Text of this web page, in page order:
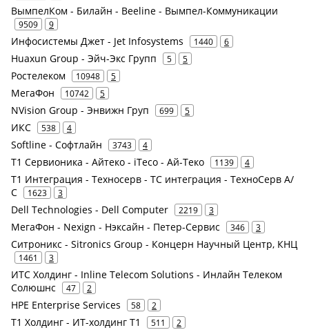
ВымпелКом - Билайн - Beeline - Вымпел-Коммуникации
9509 9
Инфосистемы Джет - Jet Infosystems 1440 6
Huaxun Group - Эйч-Экс Групп 5 5
Ростелеком 10948 5
МегаФон 10742 5
NVision Group - Энвижн Груп 699 5
ИКС 538 4
Softline - Софтлайн 3743 4
Т1 Сервионика - Айтеко - iTeco - Ай-Теко 1139 4
Т1 Интеграция - Техносерв - ТС интеграция - ТехноСерв А/
С
1623 3
Dell Technologies - Dell Computer 2219 3
МегаФон - Nexign - Нэксайн - Петер-Сервис 346 3
Ситроникс - Sitronics Group - Концерн Научный Центр, КНЦ
1461 3
ИТС Холдинг - Inline Telecom Solutions - Инлайн Телеком
Солюшнс
47 2
HPE Enterprise Services 58 2
Т1 Холдинг - ИТ-холдинг Т1 511 2